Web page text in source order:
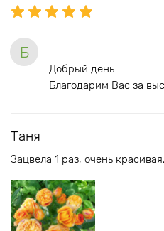
Б
Добрый день.
Благодарим Вас за
Таня
Зацвела 1 раз, очень красивая,